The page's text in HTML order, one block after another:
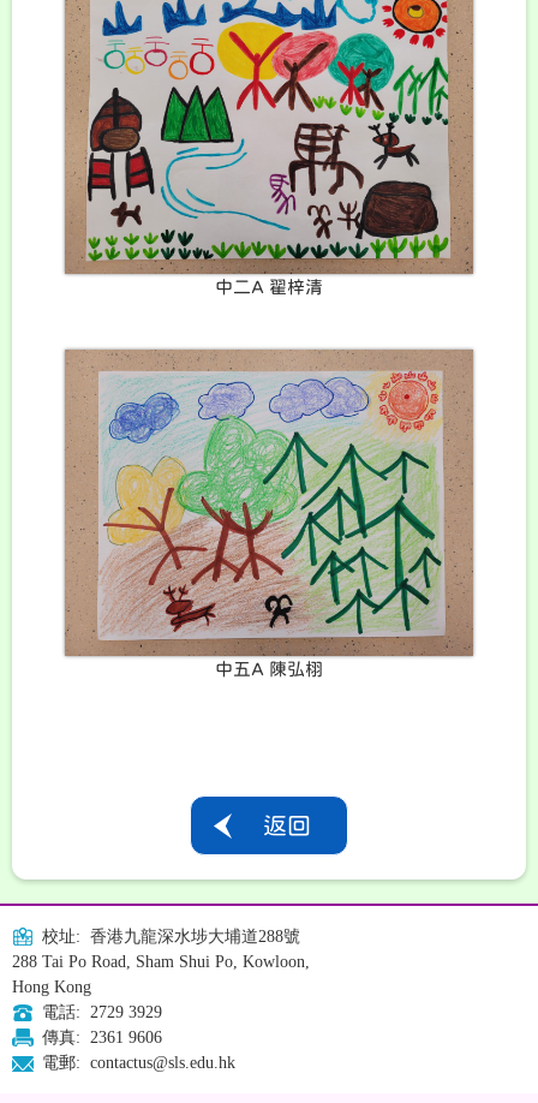
中二A 翟梓清
中五A 陳弘栩
返回
校址: 香港九龍深水埗大埔道288號
288 Tai Po Road, Sham Shui Po, Kowloon,
Hong Kong
電話: 2729 3929
傳真: 2361 9606
電郵: contactus@sls.edu.hk